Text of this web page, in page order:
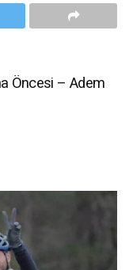
Öncesi – Adem